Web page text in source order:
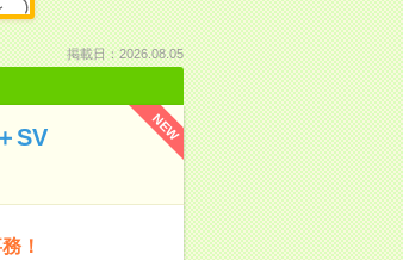
掲載日：2026.08.05
NEW
SV
！